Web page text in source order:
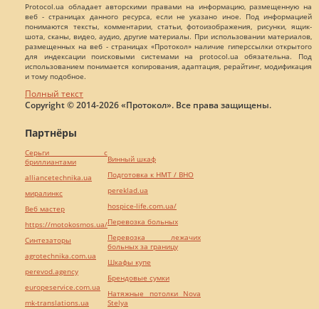
Protocol.ua обладает авторскими правами на информацию, размещенную на
веб - страницах данного ресурса, если не указано иное. Под информацией
понимаются тексты, комментарии, статьи, фотоизображения, рисунки, ящик-
шота, сканы, видео, аудио, другие материалы. При использовании материалов,
размещенных на веб - страницах «Протокол» наличие гиперссылки открытого
для индексации поисковыми системами на protocol.ua обязательна. Под
использованием понимается копирования, адаптация, рерайтинг, модификация
и тому подобное.
Полный текст
Copyright © 2014-2026 «Протокол». Все права защищены.
Партнёры
Серьги с
бриллиантами
alliancetechnika.ua
миралинкс
Веб мастер
https://motokosmos.ua/
Синтезаторы
agrotechnika.com.ua
perevod.agency
europeservice.com.ua
mk-translations.ua
Винный шкаф
Подготовка к НМТ / ВНО
pereklad.ua
hospice-life.com.ua/
Перевозка больных
Перевозка лежачих
больных за границу
Шкафы купе
Брендовые сумки
Натяжные потолки Nova
Stelya